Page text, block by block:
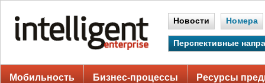
Новости Номера
Перспективные
Мобильность Бизнес-процессы Ресурсы